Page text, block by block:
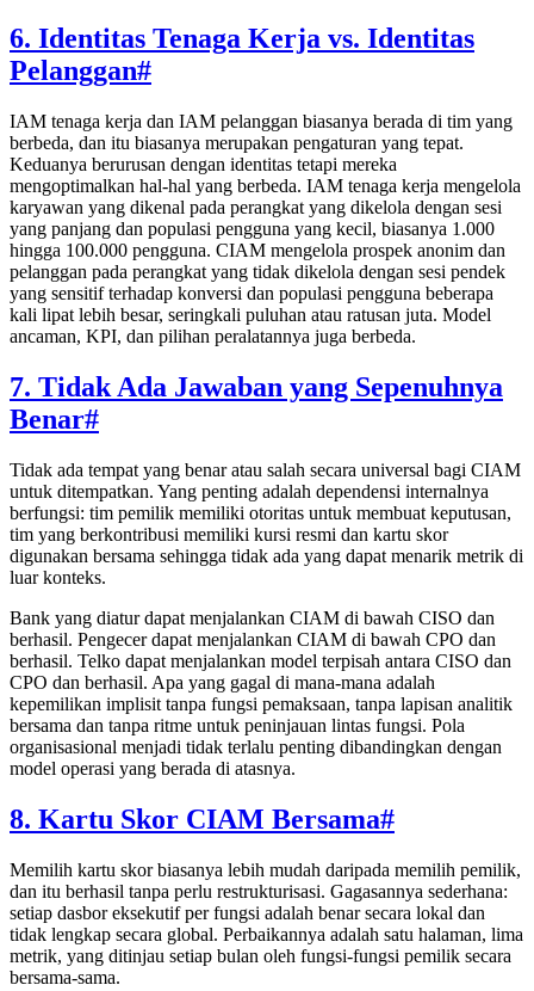
6. Identitas Tenaga Kerja vs. Identitas
Pelanggan#
IAM tenaga kerja dan IAM pelanggan biasanya berada di tim yang
berbeda, dan itu biasanya merupakan pengaturan yang tepat.
Keduanya berurusan dengan identitas tetapi mereka
mengoptimalkan hal-hal yang berbeda. IAM tenaga kerja mengelola
karyawan yang dikenal pada perangkat yang dikelola dengan sesi
yang panjang dan populasi pengguna yang kecil, biasanya 1.000
hingga 100.000 pengguna. CIAM mengelola prospek anonim dan
pelanggan pada perangkat yang tidak dikelola dengan sesi pendek
yang sensitif terhadap konversi dan populasi pengguna beberapa
kali lipat lebih besar, seringkali puluhan atau ratusan juta. Model
ancaman, KPI, dan pilihan peralatannya juga berbeda.
7. Tidak Ada Jawaban yang Sepenuhnya
Benar#
Tidak ada tempat yang benar atau salah secara universal bagi CIAM
untuk ditempatkan. Yang penting adalah dependensi internalnya
berfungsi: tim pemilik memiliki otoritas untuk membuat keputusan,
tim yang berkontribusi memiliki kursi resmi dan kartu skor
digunakan bersama sehingga tidak ada yang dapat menarik metrik di
luar konteks.
Bank yang diatur dapat menjalankan CIAM di bawah CISO dan
berhasil. Pengecer dapat menjalankan CIAM di bawah CPO dan
berhasil. Telko dapat menjalankan model terpisah antara CISO dan
CPO dan berhasil. Apa yang gagal di mana-mana adalah
kepemilikan implisit tanpa fungsi pemaksaan, tanpa lapisan analitik
bersama dan tanpa ritme untuk peninjauan lintas fungsi. Pola
organisasional menjadi tidak terlalu penting dibandingkan dengan
model operasi yang berada di atasnya.
8. Kartu Skor CIAM Bersama#
Memilih kartu skor biasanya lebih mudah daripada memilih pemilik,
dan itu berhasil tanpa perlu restrukturisasi. Gagasannya sederhana:
setiap dasbor eksekutif per fungsi adalah benar secara lokal dan
tidak lengkap secara global. Perbaikannya adalah satu halaman, lima
metrik, yang ditinjau setiap bulan oleh fungsi-fungsi pemilik secara
bersama-sama.